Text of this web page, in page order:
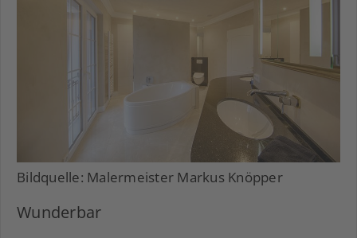
Bildquelle: Malermeister Markus Knöpper
Wunderbar